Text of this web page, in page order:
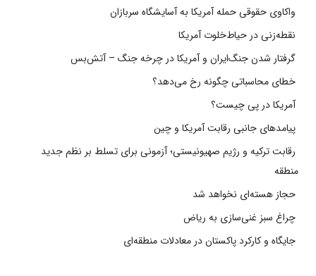
واکاوی حقوقی حمله آمریکا به آسایشگاه سربازان
نقطه‌زنی در حیاط‌خلوت آمریکا
گرفتار شدن جنگ‌ایران و آمریکا در چرخه جنگ – آتش‌بس
خطای محاسباتی چگونه رخ می‌دهد؟
آمریکا در پی چیست؟
پیامدهای جانبی رقابت آمریکا و چین
رقابت ترکیه و رژیم صهیونیستی؛ آزمونی برای تسلط بر نظم جدید
منطقه
حجاز هسته‌ای نخواهد شد
چراغ سبز غنی‌سازی به ریاض
جایگاه و کارکرد پاکستان در معادلات منطقه‌ای